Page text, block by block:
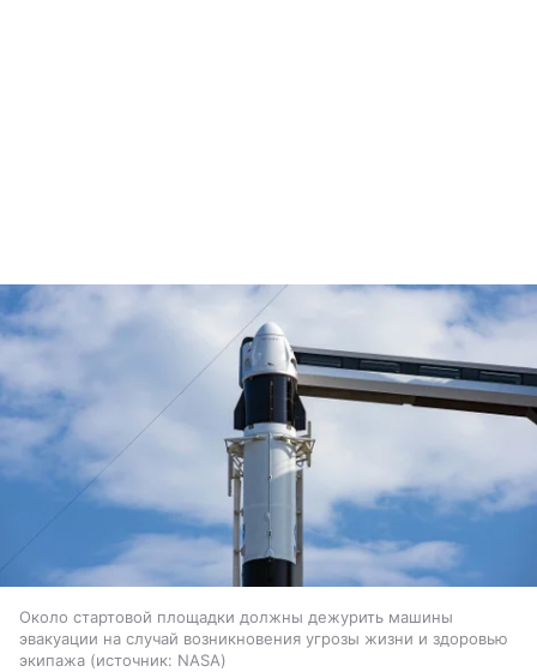
Около стартовой площадки должны дежурить машины
эвакуации на случай возникновения угрозы жизни и здоровью
экипажа
источник: NASA